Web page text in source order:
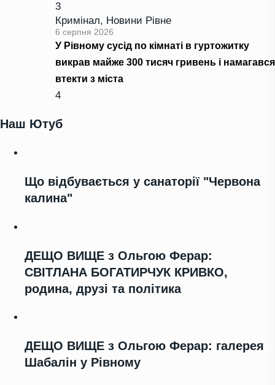
3
Кримінал, Новини Рівне
6 серпня 2026
У Рівному сусід по кімнаті в гуртожитку
викрав майже 300 тисяч гривень і намагався
втекти з міста
4
Наш Ютуб
Що відбувається у санаторії "Червона
калина"
ДЕЩО ВИЩЕ з Ольгою Ферар:
СВІТЛАНА БОГАТИРЧУК КРИВКО,
родина, друзі та політика
ДЕЩО ВИЩЕ з Ольгою Ферар: галерея
Шабалін у Рівному